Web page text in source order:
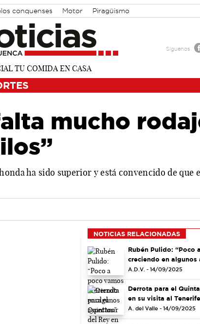
conquenses Motor Piragüismo
Síguenos
mucho
ha sido superior y está convencido de que
NOTICIAS RELACIONADAS
Rubén Pulido: “Poco
creciendo en algunos
A.D.V. - 14/09/2025
Derrota para el
en su visita al
A. del Valle - 14/09/2025